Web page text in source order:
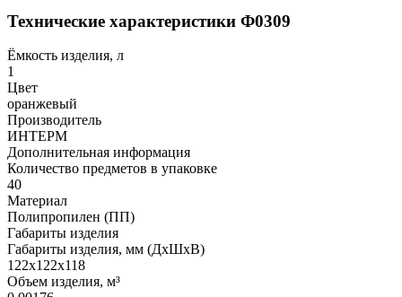
Технические характеристики Ф0309
Ёмкость изделия, л
1
Цвет
оранжевый
Производитель
ИНТЕРМ
Дополнительная информация
Количество предметов в упаковке
40
Материал
Полипропилен (ПП)
Габариты изделия
Габариты изделия, мм (ДхШхВ)
122х122х118
Объем изделия, м³